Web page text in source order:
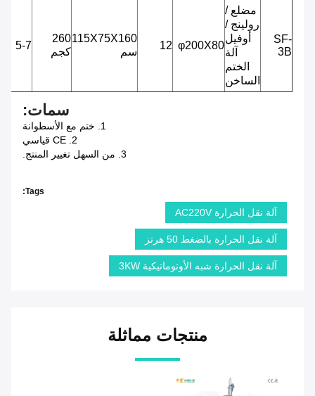
SF-
3B
مضلع /
رولينج /
أوفيل
آلة
الختم
الساخن
φ200X80
12
115X75X160
سم
260
كجم
5-7
سمات:
1. ختم مع الأسطوانة
2. CE قياسي
3. من السهل تغيير المنتج.
Tags:
آلة نقل الحرارة AC220V
آلة نقل الحرارة بالضغط 50 هرتز
آلة نقل الحرارة شبه الأوتوماتيكية 3KW
منتجات مماثلة